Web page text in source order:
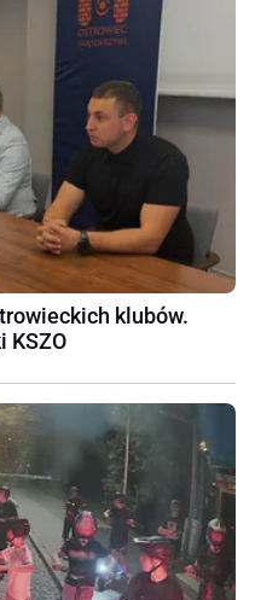
klubów.
KSZO